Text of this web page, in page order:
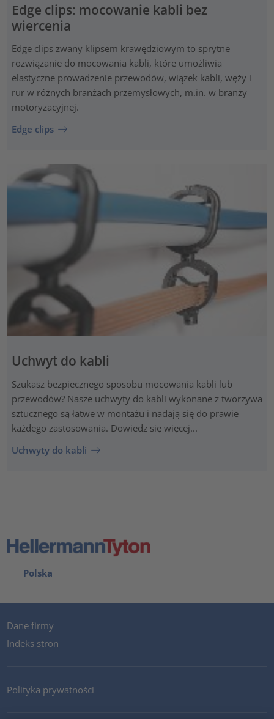
Edge clips: mocowanie kabli bez
wiercenia
Edge clips zwany klipsem krawędziowym to sprytne
rozwiązanie do mocowania kabli, które umożliwia
elastyczne prowadzenie przewodów, wiązek kabli, węży i
rur w różnych branżach przemysłowych, m.in. w branży
motoryzacyjnej.
Edge clips
Uchwyt do kabli
Szukasz bezpiecznego sposobu mocowania kabli lub
przewodów? Nasze uchwyty do kabli wykonane z tworzywa
sztucznego są łatwe w montażu i nadają się do prawie
każdego zastosowania. Dowiedz się więcej...
Uchwyty do kabli
Polska
Dane firmy
Indeks stron
Polityka prywatności